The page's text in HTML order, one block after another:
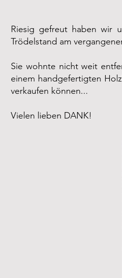
Riesig gefreut haben wir
Trödelstand am
Sie wohnte nicht weit
einem handgefertigten
verkaufen können...
Vielen lieben DANK!